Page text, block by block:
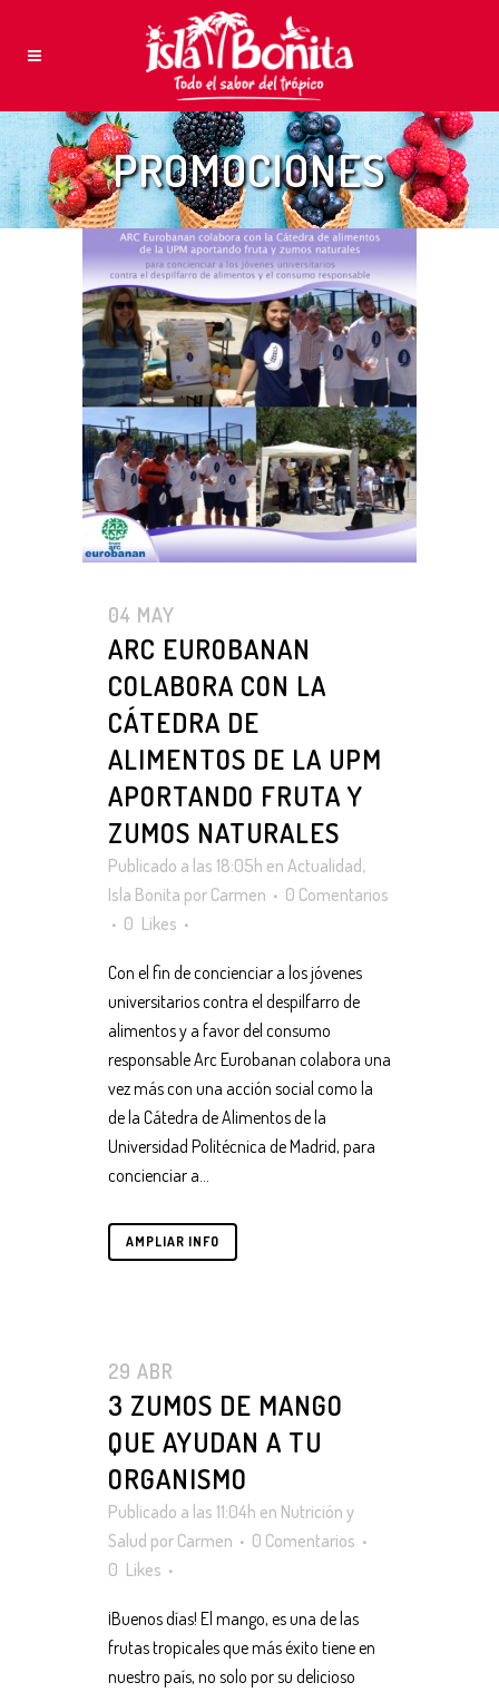
PROMOCIONES
04 MAY
ARC EUROBANAN
COLABORA CON LA
CÁTEDRA DE
ALIMENTOS DE LA UPM
APORTANDO FRUTA Y
ZUMOS NATURALES
Publicado a las 18:05h en Actualidad,
Isla Bonita por Carmen
0 Comentarios
0 Likes
Con el fin de concienciar a los jóvenes
universitarios contra el despilfarro de
alimentos y a favor del consumo
responsable Arc Eurobanan colabora una
vez más con una acción social como la
de la Cátedra de Alimentos de la
Universidad Politécnica de Madrid, para
concienciar a...
AMPLIAR INFO
29 ABR
3 ZUMOS DE MANGO
QUE AYUDAN A TU
ORGANISMO
Publicado a las 11:04h en Nutrición y
Salud por Carmen
0 Comentarios
0 Likes
¡Buenos días! El mango, es una de las
frutas tropicales que más éxito tiene en
nuestro país, no solo por su delicioso